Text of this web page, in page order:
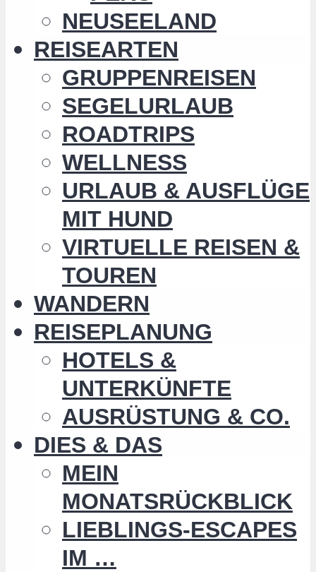
NEUSEELAND
REISEARTEN
GRUPPENREISEN
SEGELURLAUB
ROADTRIPS
WELLNESS
URLAUB & AUSFLÜGE
MIT HUND
VIRTUELLE REISEN &
TOUREN
WANDERN
REISEPLANUNG
HOTELS &
UNTERKÜNFTE
AUSRÜSTUNG & CO.
DIES & DAS
MEIN
MONATSRÜCKBLICK
LIEBLINGS-ESCAPES
IM …